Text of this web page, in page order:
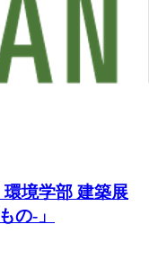
境学部 建築展
の-」